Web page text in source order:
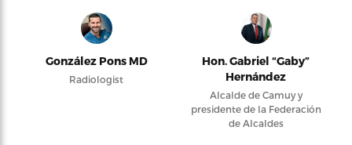
González Pons MD
Radiologist
Hon. Gabriel “Gaby”
Hernández
Alcalde de Camuy y
presidente de la Federación
de Alcaldes